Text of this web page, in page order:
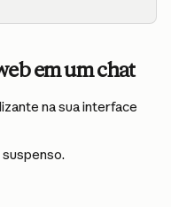
em um chat
na sua interface
suspenso.